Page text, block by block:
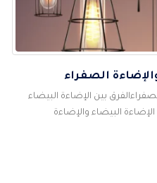
الصفراء
بين الإضاءة البيضاء
البيضاء والإضاءة